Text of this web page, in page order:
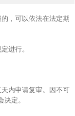
，可以依法在法定期
进行。
内申请复审。因不可
定。